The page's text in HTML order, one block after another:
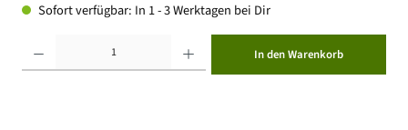
Sofort verfügbar: In 1 - 3 Werktagen bei Dir
In den Warenkorb